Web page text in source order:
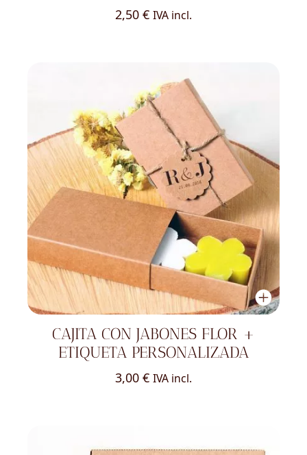
2,50 € IVA incl.
CAJITA CON JABONES FLOR +
ETIQUETA PERSONALIZADA
3,00 € IVA incl.